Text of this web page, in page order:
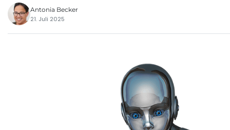
Antonia Becker
21. Juli 2025